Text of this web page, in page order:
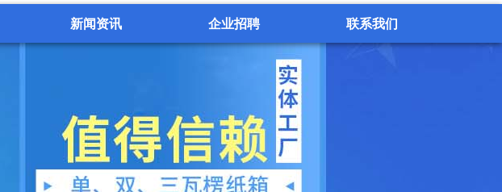
新闻资讯 企业招聘 联系我们